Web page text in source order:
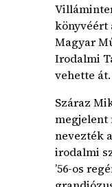
könyvéért
Magyar
Irodalmi
vehette
Száraz
megjelent
nevezték
irodalmi
’56-os